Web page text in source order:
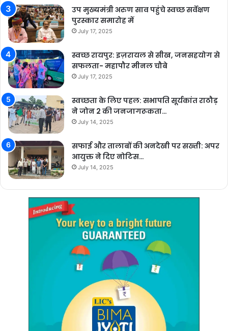
उप मुख्यमंत्री अरुण साव पहुंचे स्वच्छ सर्वेक्षण
पुरस्कार समारोह में
July 17, 2025
स्वच्छ रायपुर: इज़रायल से सीख, जनसहयोग से
सफलता- महापौर मीनल चौबे
July 17, 2025
स्वच्छता के लिए पहल: सभापति सूर्यकांत राठौड़
ने जोन 2 की जनजागरूकता…
July 14, 2025
सफाई और तालाबों की अनदेखी पर सख्ती: अपर
आयुक्त ने दिए नोटिस…
July 14, 2025